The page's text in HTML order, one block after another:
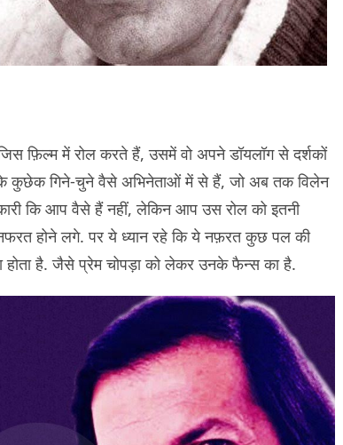
फ़िल्म में रोल करते हैं, उसमें वो अपने डॉयलॉग से दर्शकों
के कुछेक गिने-चुने वैसे अभिनेताओं में से हैं, जो अब तक विलेन
कि आप वैसे हैं नहीं, लेकिन आप उस रोल को इतनी
होने लगे. पर ये ध्यान रहे कि ये नफ़रत कुछ पल की
होता है. जैसे प्रेम चोपड़ा को लेकर उनके फैन्स का है.